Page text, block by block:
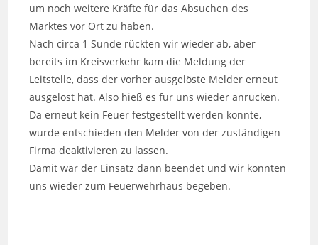
um noch weitere Kräfte für das Absuchen des
Marktes vor Ort zu haben.
Nach circa 1 Sunde rückten wir wieder ab, aber
bereits im Kreisverkehr kam die Meldung der
Leitstelle, dass der vorher ausgelöste Melder erneut
ausgelöst hat. Also hieß es für uns wieder anrücken.
Da erneut kein Feuer festgestellt werden konnte,
wurde entschieden den Melder von der zuständigen
Firma deaktivieren zu lassen.
Damit war der Einsatz dann beendet und wir konnten
uns wieder zum Feuerwehrhaus begeben.